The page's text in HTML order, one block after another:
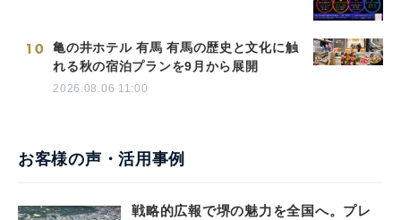
10
亀の井ホテル 有馬 有馬の歴史と文化に触
れる秋の宿泊プランを9月から展開
2026.08.06 11:00
お客様の声・活用事例
戦略的広報で堺の魅力を全国へ。プレ